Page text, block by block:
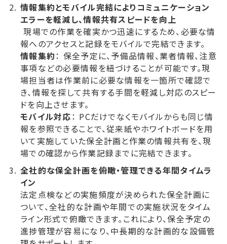
情報集約とモバイル完結によりコミュニケーション
エラーを軽減し、情報共有スピードを向上
現場での作業を確実かつ迅速にするため、必要な情
報へのアクセスと記録をモバイルで完結できます。
情報集約： 保全予定に、予備品情報、業者情報、注意
事項などの必要情報を紐づけることが可能です。現
場担当者は作業前に必要な情報を一箇所で確認で
き、情報を探して共有する手間を軽減し対応のスピー
ドを向上させます。
モバイル対応： PCだけでなくモバイルからも同じ情
報を参照できることで、従来紙やホワイトボードを用
いて実施していた保全計画と作業の情報共有を、現
場での確認から作業記録までに完結できます。
全社的な保全計画を俯瞰・管理できる年間タイムラ
イン
法定点検などの実施頻度が決められた保全計画に
ついて、全社的な計画や年間での実施状況をタイム
ライン形式で俯瞰できます。これにより、保全予定の
進捗管理が容易になり、中長期的な計画的な設備管